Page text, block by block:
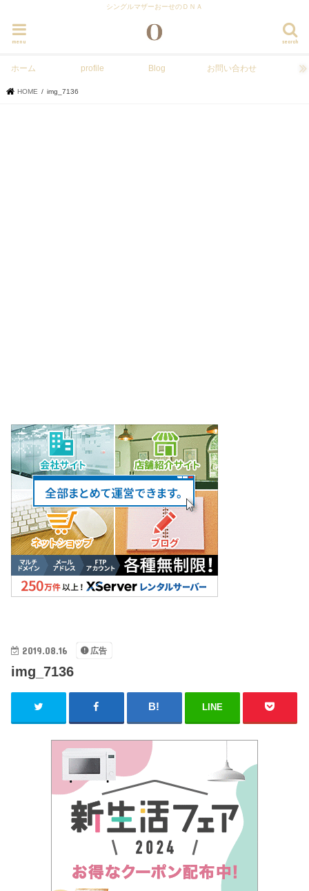
シングルマザーおーせのＤＮＡ
search
menu
ホーム profile Blog お問い合わせ
HOME img_7136
2019.08.16 広告
img_7136
LINE